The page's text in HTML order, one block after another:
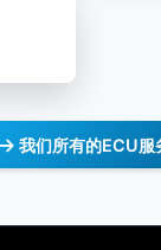
我们所有的ECU服